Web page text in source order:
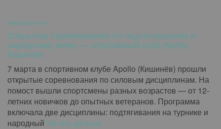
Мероприятия
Открытые соревнования по подтягиваниям и
народному жиму — спортивный клуб Apollo,
Кишинёв
7 марта в спортивном клубе Apollo (Кишинёв) прошли
открытые соревнования по силовым дисциплинам. На
помост вышли спортсмены разных возрастов — от 12-
летних новичков до опытных ветеранов. Программа
включала две дисциплины: подтягивания на турнике и
народный Читать дальше…